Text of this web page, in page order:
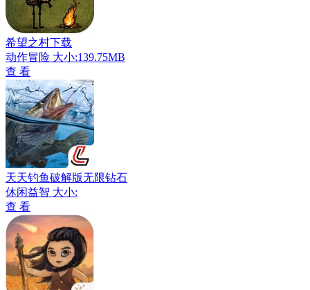
希望之村下载
动作冒险 大小:139.75MB
查 看
天天钓鱼破解版无限钻石
休闲益智 大小:
查 看